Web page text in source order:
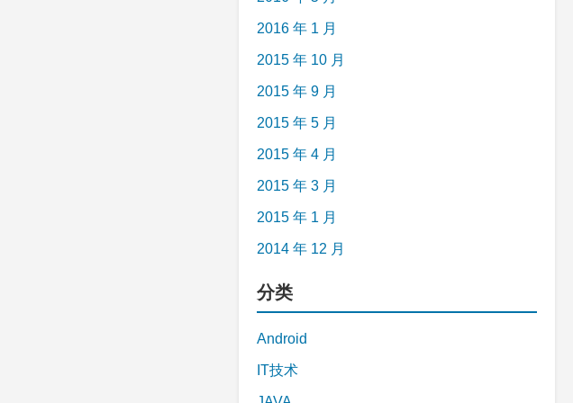
2016 年 1 月
2015 年 10 月
2015 年 9 月
2015 年 5 月
2015 年 4 月
2015 年 3 月
2015 年 1 月
2014 年 12 月
分类
Android
IT技术